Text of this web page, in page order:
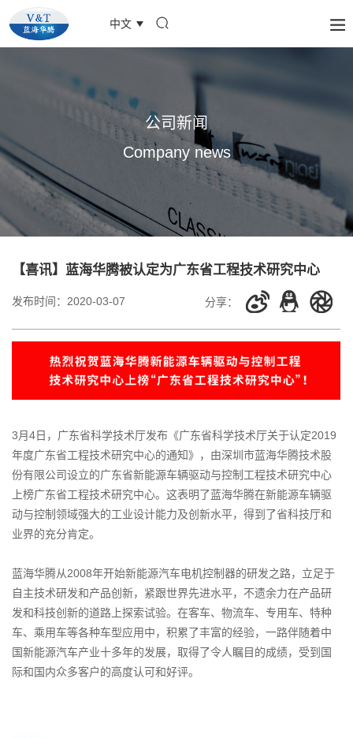
中文
公司新闻
Company news
【喜讯】蓝海华腾被认定为广东省工程技术研究中心
发布时间： 2020-03-07 分享：
3月4日，广东省科学技术厅发布《广东省科学技术厅关于认定2019
年度广东省工程技术研究中心的通知》，由深圳市蓝海华腾技术股
份有限公司设立的广东省新能源车辆驱动与控制工程技术研究中心
上榜广东省工程技术研究中心。这表明了蓝海华腾在新能源车辆驱
动与控制领域强大的工业设计能力及创新水平，得到了省科技厅和
业界的充分肯定。
蓝海华腾从2008年开始新能源汽车电机控制器的研发之路，立足于
自主技术研发和产品创新，紧跟世界先进水平，不遗余力在产品研
发和科技创新的道路上探索试验。在客车、物流车、专用车、特种
车、乘用车等各种车型应用中，积累了丰富的经验，一路伴随着中
国新能源汽车产业十多年的发展，取得了令人瞩目的成绩，受到国
际和国内众多客户的高度认可和好评。